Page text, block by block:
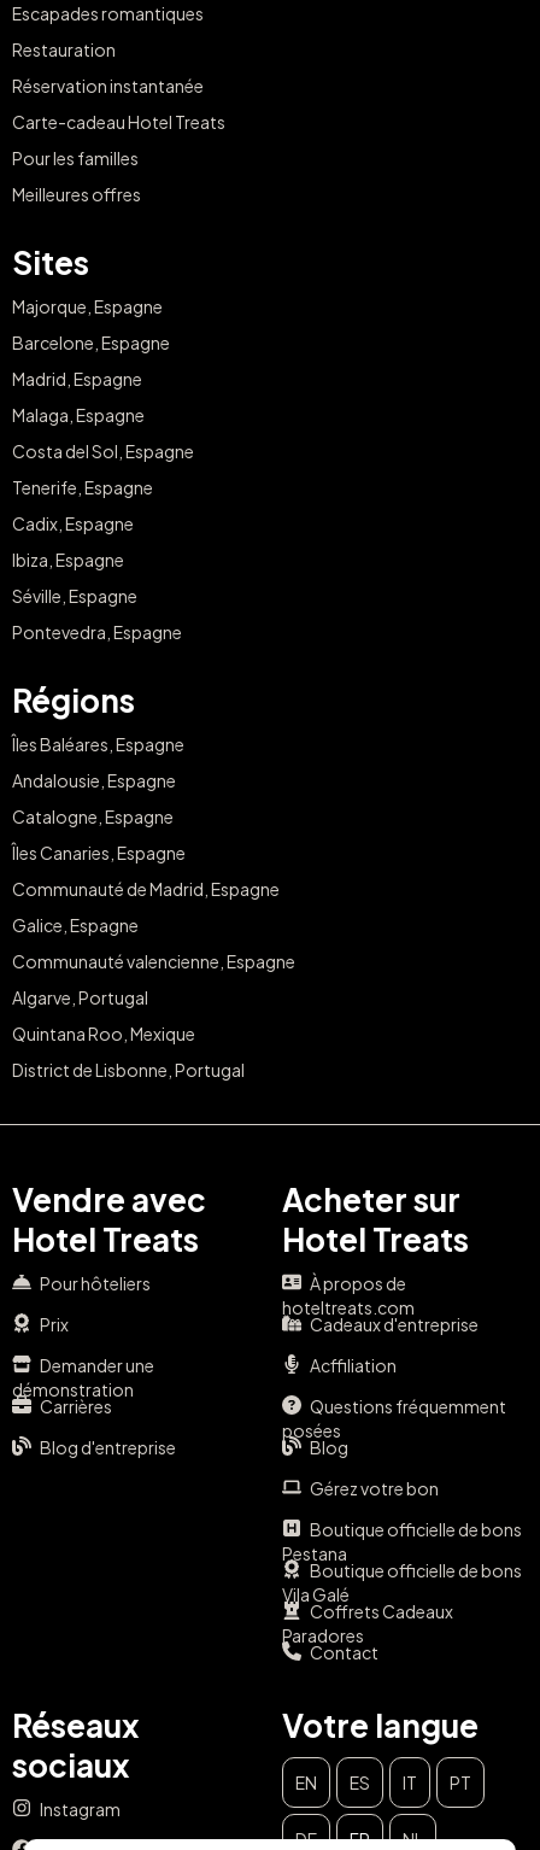
Escapades romantiques
Restauration
Réservation instantanée
Carte-cadeau Hotel Treats
Pour les familles
Meilleures offres
Sites
Majorque, Espagne
Barcelone, Espagne
Madrid, Espagne
Malaga, Espagne
Costa del Sol, Espagne
Tenerife, Espagne
Cadix, Espagne
Ibiza, Espagne
Séville, Espagne
Pontevedra, Espagne
Régions
Îles Baléares, Espagne
Andalousie, Espagne
Catalogne, Espagne
Îles Canaries, Espagne
Communauté de Madrid, Espagne
Galice, Espagne
Communauté valencienne, Espagne
Algarve, Portugal
Quintana Roo, Mexique
District de Lisbonne, Portugal
Vendre avec
Hotel Treats
Pour hôteliers
Prix
Demander une
démonstration
Carrières
Blog d'entreprise
Acheter sur
Hotel Treats
À propos de
hoteltreats.com
Cadeaux d'entreprise
Acffiliation
Questions fréquemment
posées
Blog
Gérez votre bon
Boutique officielle de bons
Pestana
Boutique officielle de bons
Vila Galé
Coffrets Cadeaux
Paradores
Contact
Réseaux
sociaux
Instagram
Votre langue
EN ES IT PT
DE FR NL